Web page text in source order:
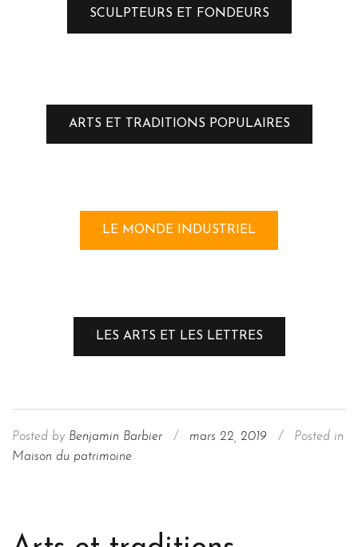
SCULPTEURS ET FONDEURS
ARTS ET TRADITIONS POPULAIRES
LE MONDE INDUSTRIEL
LES ARTS ET LES LETTRES
Posted by Benjamin Barbier / mars 22, 2019 /
Posted in
Maison du patrimoine